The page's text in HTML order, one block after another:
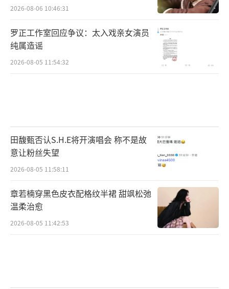
2026-08-06 10:46:31
罗正工作室回应争议：太入戏亲女演员
纯属造谣
2026-08-05 11:54:32
田馥甄否认S.H.E将开演唱会 称不是故
意让粉丝失望
2026-08-05 11:58:11
章若楠穿黑色皮衣配格纹半裙 甜飒松弛
温柔治愈
2026-08-05 11:42:53